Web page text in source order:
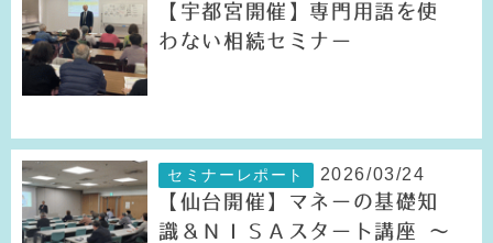
【宇都宮開催】専門用語を使
わない相続セミナー
セミナーレポート 2026/03/24
【仙台開催】マネーの基礎知
識＆ＮＩＳＡスタート講座 ～